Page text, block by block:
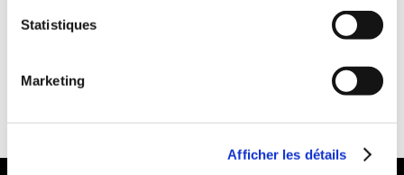
Statistiques
Marketing
Afficher les détails